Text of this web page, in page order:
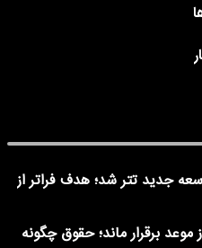
جدید تتر شد؛ هدف فراتر از
برقرار ماند؛ حقوق چگونه